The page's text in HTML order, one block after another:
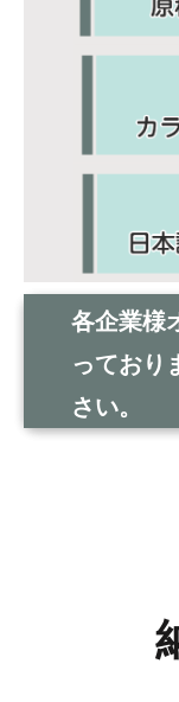
各企業様
っており
さい。